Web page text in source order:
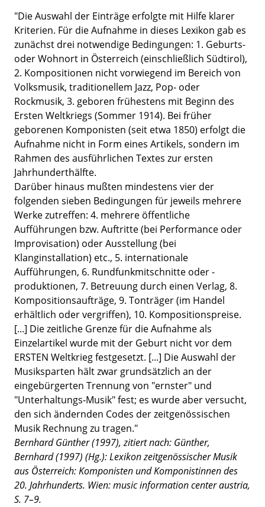
"Die Auswahl der Einträge erfolgte mit Hilfe klarer
Kriterien. Für die Aufnahme in dieses Lexikon gab es
zunächst drei notwendige Bedingungen: 1. Geburts-
oder Wohnort in Österreich (einschließlich Südtirol),
2. Kompositionen nicht vorwiegend im Bereich von
Volksmusik, traditionellem Jazz, Pop- oder
Rockmusik, 3. geboren frühestens mit Beginn des
Ersten Weltkriegs (Sommer 1914). Bei früher
geborenen Komponisten (seit etwa 1850) erfolgt die
Aufnahme nicht in Form eines Artikels, sondern im
Rahmen des ausführlichen Textes zur ersten
Jahrhunderthälfte.
Darüber hinaus mußten mindestens vier der
folgenden sieben Bedingungen für jeweils mehrere
Werke zutreffen: 4. mehrere öffentliche
Aufführungen bzw. Auftritte (bei Performance oder
Improvisation) oder Ausstellung (bei
Klanginstallation) etc., 5. internationale
Aufführungen, 6. Rundfunkmitschnitte oder -
produktionen, 7. Betreuung durch einen Verlag, 8.
Kompositionsaufträge, 9. Tonträger (im Handel
erhältlich oder vergriffen), 10. Kompositionspreise.
[...] Die zeitliche Grenze für die Aufnahme als
Einzelartikel wurde mit der Geburt nicht vor dem
ERSTEN Weltkrieg festgesetzt. [...] Die Auswahl der
Musiksparten hält zwar grundsätzlich an der
eingebürgerten Trennung von "ernster" und
"Unterhaltungs-Musik" fest; es wurde aber versucht,
den sich ändernden Codes der zeitgenössischen
Musik Rechnung zu tragen."
Bernhard Günther (1997), zitiert nach: Günther,
Bernhard (1997) (Hg.): Lexikon zeitgenössischer Musik
aus Österreich: Komponisten und Komponistinnen des
20. Jahrhunderts. Wien: music information center austria,
S. 7–9.